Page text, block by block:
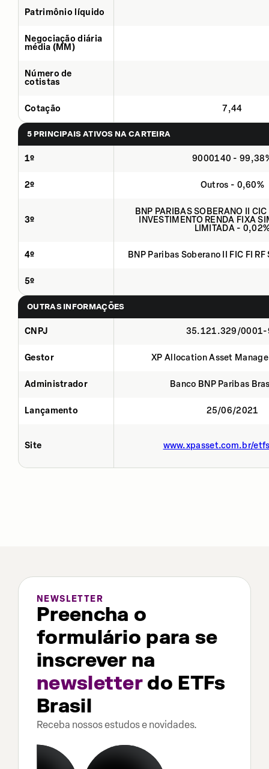
Patrimônio líquido
Negociação diária
média (MM)
Número de
cotistas
Cotação 7,44
5 PRINCIPAIS ATIVOS NA CARTEIRA
1º 9000140 -
2º Outros - 0,60%
3º
BNP PARIBAS SOBERANO II
INVESTIMENTO RENDA FIXA
LIMITADA -
4º BNP Paribas Soberano II FIC FI
5º
OUTRAS INFORMAÇÕES
CNPJ 35.121.329/0001-
Gestor XP Allocation Asset
Administrador Banco BNP Paribas
Lançamento 25/06/2021
Site www.xpasset.com.br/
NEWSLETTER
Preencha o
formulário para se
inscrever na
newsletterdo ETFs
Brasil
Receba nossos estudos e novidades.